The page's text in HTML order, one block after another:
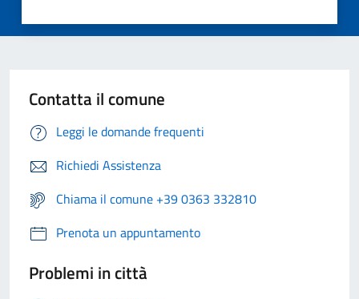
Contatta il comune
Leggi le domande frequenti
Richiedi Assistenza
Chiama il comune +39 0363 332810
Prenota un appuntamento
Problemi in città